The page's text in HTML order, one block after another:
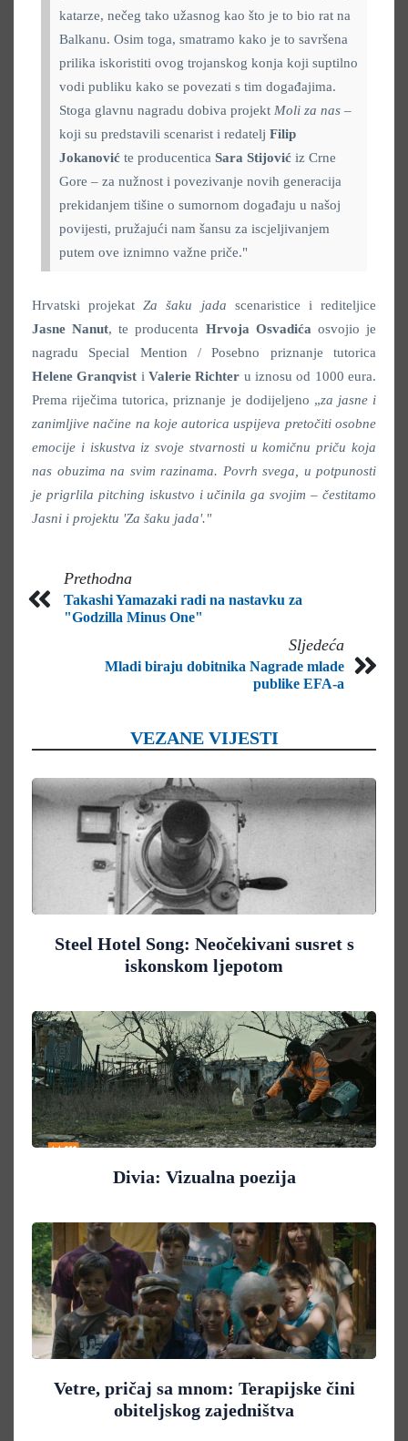
katarze, nečeg tako užasnog kao što je to bio rat na
Balkanu. Osim toga, smatramo kako je to savršena
prilika iskoristiti ovog trojanskog konja koji suptilno
vodi publiku kako se povezati s tim događajima.
Stoga glavnu nagradu dobiva projekt Moli za nas –
koji su predstavili scenarist i redatelj Filip
Jokanović te producentica Sara Stijović iz Crne
Gore – za nužnost i povezivanje novih generacija
prekidanjem tišine o sumornom događaju u našoj
povijesti, pružajući nam šansu za iscjeljivanjem
putem ove iznimno važne priče."
Hrvatski projekatZa šaku jada scenaristice i rediteljice
Jasne Nanut, te producenta Hrvoja Osvadića osvojio je
nagradu Special Mention / Posebno priznanje tutorica
Helene Granqvist iValerie Richter u iznosu od 1000 eura.
Prema riječima tutorica, priznanje je dodijeljeno „za jasne i
zanimljive načine na koje autorica uspijeva pretočiti osobne
emocije i iskustva iz svoje stvarnosti u komičnu priču koja
nas obuzima na svim razinama. Povrh svega, u potpunosti
je prigrlila pitching iskustvo i učinila ga svojim – čestitamo
Jasni i projektu 'Za šaku jada'."
Prethodna
Takashi Yamazaki radi na nastavku za
"Godzilla Minus One"
Sljedeća
Mladi biraju dobitnika Nagrade mlade
publike EFA-a
VEZANE VIJESTI
Steel Hotel Song: Neočekivani susret s
iskonskom ljepotom
Divia: Vizualna poezija
Vetre, pričaj sa mnom: Terapijske čini
obiteljskog zajedništva